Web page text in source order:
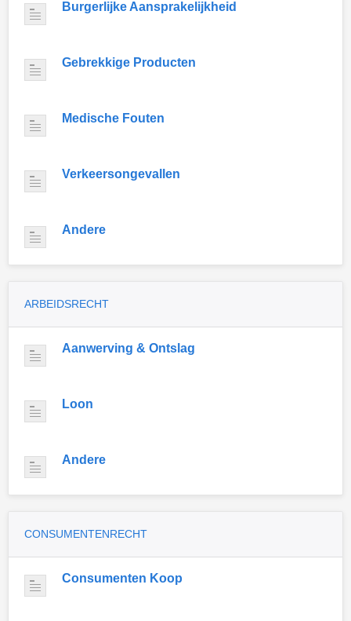
Burgerlijke Aansprakelijkheid
Gebrekkige Producten
Medische Fouten
Verkeersongevallen
Andere
ARBEIDSRECHT
Aanwerving & Ontslag
Loon
Andere
CONSUMENTENRECHT
Consumenten Koop